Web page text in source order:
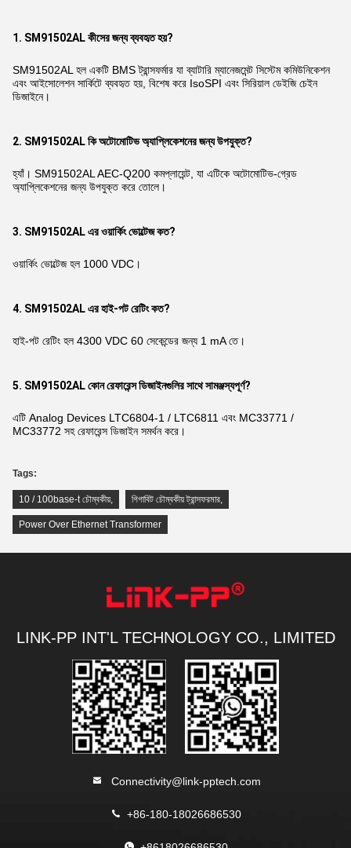
1. SM91502AL কীসের জন্য ব্যবহৃত হয়?
SM91502AL হল একটি BMS ট্রান্সফর্মার যা ব্যাটারি ম্যানেজমেন্ট সিস্টেম কমিউনিকেশন
এবং আইসোলেশন সার্কিটে ব্যবহৃত হয়, বিশেষ করে IsoSPI এবং সিরিয়াল ডেইজি চেইন
ডিজাইনে।
2. SM91502AL কি অটোমোটিভ অ্যাপ্লিকেশনের জন্য উপযুক্ত?
হ্যাঁ। SM91502AL AEC-Q200 কমপ্লায়েন্ট, যা এটিকে অটোমোটিভ-গ্রেড
অ্যাপ্লিকেশনের জন্য উপযুক্ত করে তোলে।
3. SM91502AL এর ওয়ার্কিং ভোল্টেজ কত?
ওয়ার্কিং ভোল্টেজ হল 1000 VDC।
4. SM91502AL এর হাই-পট রেটিং কত?
হাই-পট রেটিং হল 4300 VDC 60 সেকেন্ডের জন্য 1 mA তে।
5. SM91502AL কোন রেফারেন্স ডিজাইনগুলির সাথে সামঞ্জস্যপূর্ণ?
এটি Analog Devices LTC6804-1 / LTC6811 এবং MC33771 /
MC33772 সহ রেফারেন্স ডিজাইন সমর্থন করে।
Tags:
10 / 100base-t চৌম্বকীয়, গিগাবিট চৌম্বকীয় ট্রান্সফরমার
Power Over Ethernet Transformer
LINK-PP INT'L TECHNOLOGY CO., LIMITED
Connectivity@link-pptech.com
+86-180-18026686530